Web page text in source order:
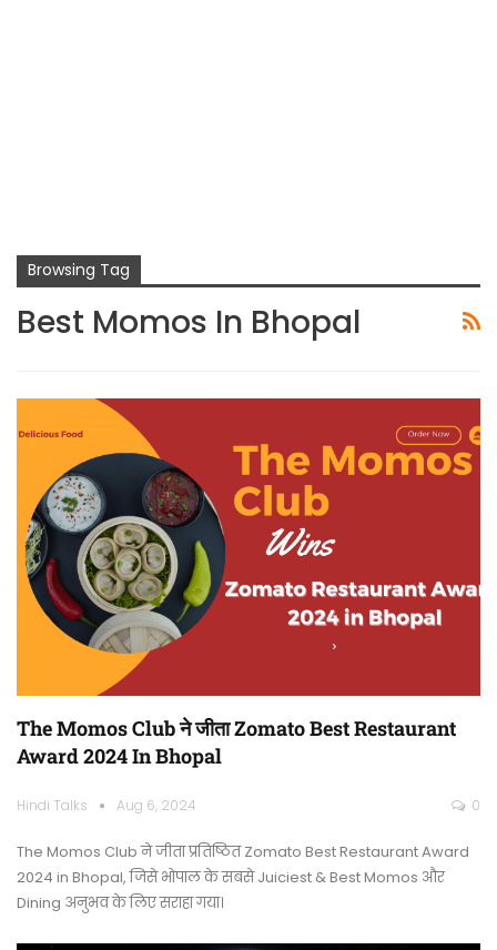
Browsing Tag
Best Momos In Bhopal
The Momos Club ने जीता Zomato Best Restaurant
Award 2024 In Bhopal
Hindi Talks Aug 6, 2024 0
The Momos Club ने जीता प्रतिष्ठित Zomato Best Restaurant Award
2024 in Bhopal, जिसे भोपाल के सबसे Juiciest & Best Momos और
Dining अनुभव के लिए सराहा गया।